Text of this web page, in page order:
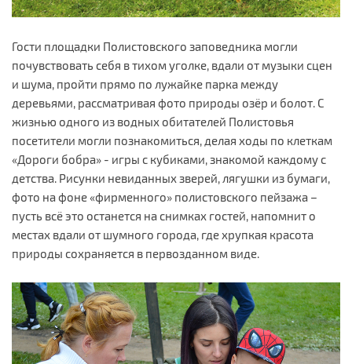
Гости площадки Полистовского заповедника могли
почувствовать себя в тихом уголке, вдали от музыки сцен
и шума, пройти прямо по лужайке парка между
деревьями, рассматривая фото природы озёр и болот. С
жизнью одного из водных обитателей Полистовья
посетители могли познакомиться, делая ходы по клеткам
«Дороги бобра» - игры с кубиками, знакомой каждому с
детства. Рисунки невиданных зверей, лягушки из бумаги,
фото на фоне «фирменного» полистовского пейзажа –
пусть всё это останется на снимках гостей, напомнит о
местах вдали от шумного города, где хрупкая красота
природы сохраняется в первозданном виде.